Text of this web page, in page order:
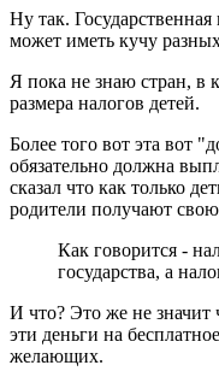
Ну так.
может иметь кучу
Я пока не знаю стран, в
размера налогов детей.
Более того вот эта вот
обязательно должна
сказал что как только
родители получают
Как говорится -
государства, а
И что? Это же не значит
эти деньги на
желающих.